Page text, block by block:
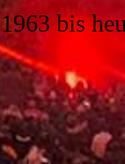
1963 bis